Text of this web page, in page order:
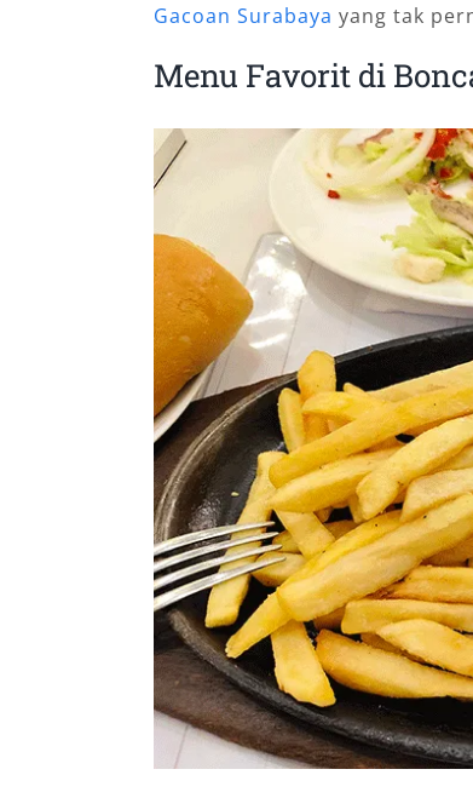
Gacoan Surabaya yang tak
Menu Favorit di